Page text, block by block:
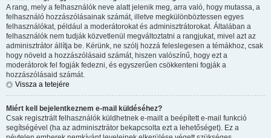
A rang, mely a felhasználók neve alatt jelenik meg, arra való, hogy mutassa, a
felhasználó hozzászólásainak számát, illetve megkülönböztessen egyes
felhasználókat, például a moderátorokat és adminisztrátorokat. Általában a
felhasználók nem tudják közvetlenül megváltoztatni a rangjukat, mivel azt az
adminisztrátor állítja be. Kérünk, ne szólj hozzá feleslegesen a témákhoz, csak
hogy növeld a hozzászólásaid számát, hiszen valószínű, hogy ezt a
moderátorok fel fogják fedezni, és egyszerűen csökkenteni fogják a
hozzászólásaid számát.
Vissza a tetejére
Miért kell bejelentkeznem e-mail küldéséhez?
Csak regisztrált felhasználók küldhetnek e-mailt a beépített e-mail funkció
segítségével (ha az adminisztrátor bekapcsolta ezt a lehetőséget). Ez a